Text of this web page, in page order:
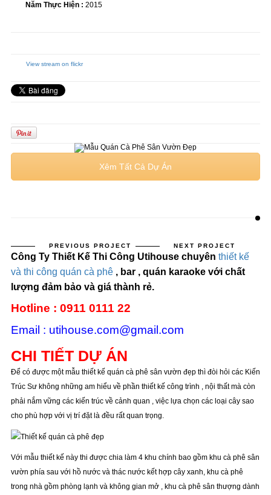
Năm Thực Hiện : 2015
View stream on flickr
Xêm Tất Cả Dự Án
PREVIOUS PROJECT NEXT PROJECT
Công Ty Thiết Kế Thi Công Utihouse chuyên thiết kế
và thi công quán cà phê, bar , quán karaoke với chất
lượng đảm bảo và giá thành rẻ.
Hotline : 0911 0111 22
Email : utihouse.com@gmail.com
CHI TIẾT DỰ ÁN
Để có được một mẫu thiết kế quán cà phê sân vườn đẹp thì đòi hỏi các Kiến
Trúc Sư không những am hiểu về phần thiết kế công trình , nội thất mà còn
phải nắm vững các kiến trúc về cảnh quan , việc lựa chọn các loại cây sao
cho phù hợp với vị trí đặt là đều rất quan trọng.
Với mẫu thiết kế này thi được chia làm 4 khu chính bao gồm khu cà phê sân
vườn phía sau với hồ nước và thác nước kết hợp cây xanh, khu cà phê
trong nhà gồm phòng lạnh và không gian mở , khu cà phê sân thượng dành